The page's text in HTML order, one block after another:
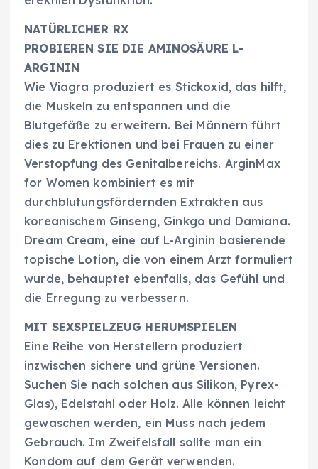
NATÜRLICHER RX
PROBIEREN SIE DIE AMINOSÄURE L-
ARGININ
Wie Viagra produziert es Stickoxid, das hilft,
die Muskeln zu entspannen und die
Blutgefäße zu erweitern. Bei Männern führt
dies zu Erektionen und bei Frauen zu einer
Verstopfung des Genitalbereichs. ArginMax
for Women kombiniert es mit
durchblutungsfördernden Extrakten aus
koreanischem Ginseng, Ginkgo und Damiana.
Dream Cream, eine auf L-Arginin basierende
topische Lotion, die von einem Arzt formuliert
wurde, behauptet ebenfalls, das Gefühl und
die Erregung zu verbessern.
MIT SEXSPIELZEUG HERUMSPIELEN
Eine Reihe von Herstellern produziert
inzwischen sichere und grüne Versionen.
Suchen Sie nach solchen aus Silikon, Pyrex-
Glas), Edelstahl oder Holz. Alle können leicht
gewaschen werden, ein Muss nach jedem
Gebrauch. Im Zweifelsfall sollte man ein
Kondom auf dem Gerät verwenden.